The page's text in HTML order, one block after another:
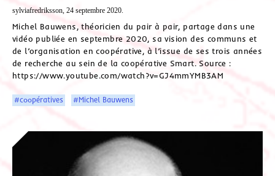
sylviafredriksson, 24 septembre 2020.
Michel Bauwens, théoricien du pair à pair, partage dans une
vidéo publiée en septembre 2020, sa vision des communs et
de l’organisation en coopérative, à l’issue de ses trois années
de recherche au sein de la coopérative Smart. Source :
https://www.youtube.com/watch?v=GJ4mmYMB3AM
#coopératives #Michel Bauwens